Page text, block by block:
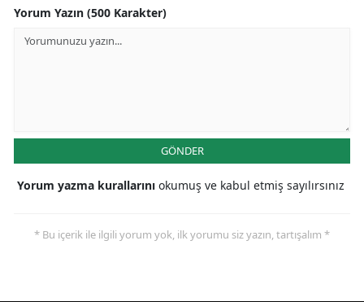
Yorum Yazın (500 Karakter)
GÖNDER
Yorum yazma kurallarını okumuş ve kabul etmiş sayılırsınız
* Bu içerik ile ilgili yorum yok, ilk yorumu siz yazın, tartışalım *